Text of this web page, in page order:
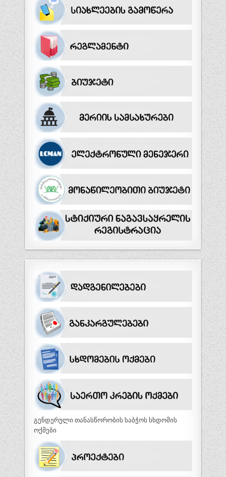
გენდერული თანასწორობის საბჭოს სხდომის
ოქმები